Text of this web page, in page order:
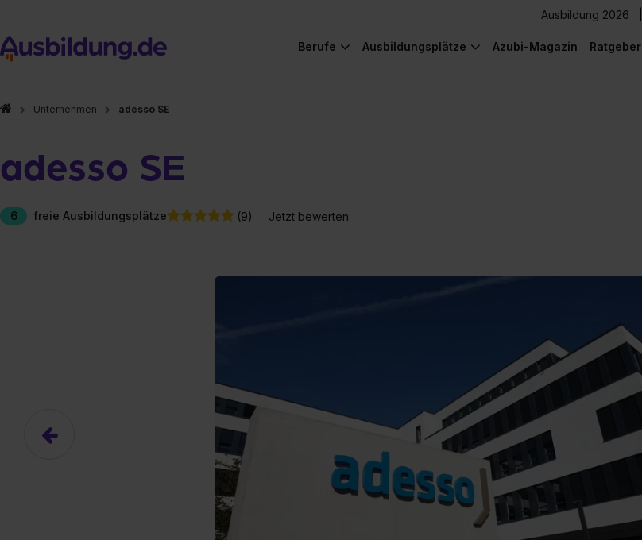
Ausbildung 2026
Berufe Ausbildungsplätze Azubi-Magazin Ratgeber
Unternehmen adesso SE
adesso SE
6 freie Ausbildungsplätze (9) Jetzt bewerten